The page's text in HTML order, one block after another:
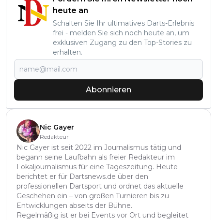
heute an
Schalten Sie Ihr ultimatives Darts-Erlebnis
frei - melden Sie sich noch heute an, um
exklusiven Zugang zu den Top-Stories zu
erhalten.
Abonnieren
Nic Gayer
Redakteur
Nic Gayer ist seit 2022 im Journalismus tätig und
begann seine Laufbahn als freier Redakteur im
Lokaljournalismus für eine Tageszeitung. Heute
berichtet er für Dartsnews.de über den
professionellen Dartsport und ordnet das aktuelle
Geschehen ein – von großen Turnieren bis zu
Entwicklungen abseits der Bühne.
Regelmäßig ist er bei Events vor Ort und begleitet